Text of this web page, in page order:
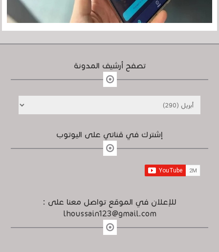
تصفح أرشيف المدونة
إشترك في قناتي على اليوتوب
للإعلان في الموقع تواصل معنا على :
lhoussain123@gmail.com